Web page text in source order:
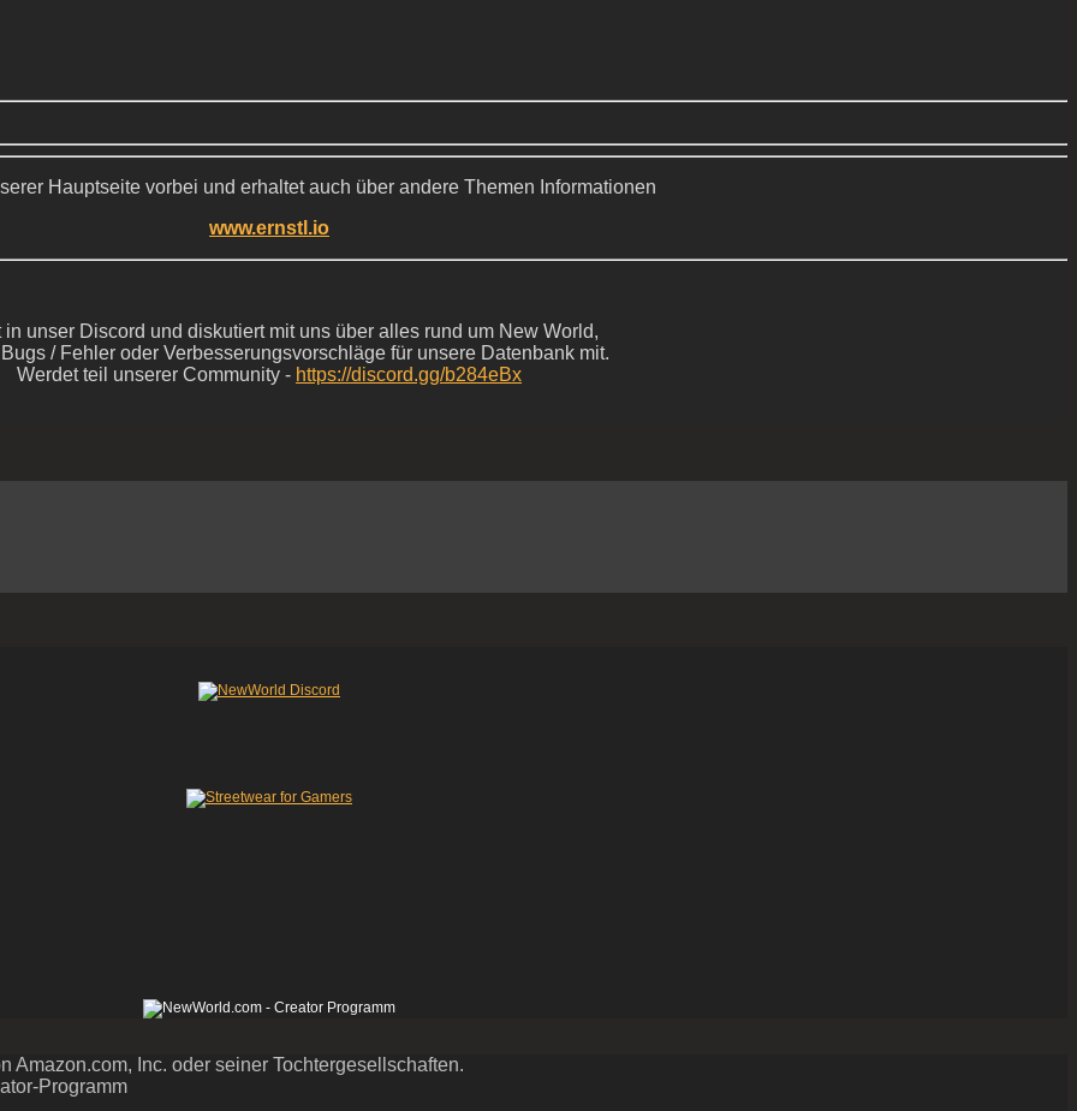
Hauptseite vorbei und erhaltet auch über andere Themen Informationen
www.ernstl.io
in unser Discord und diskutiert mit uns über alles rund um New World,
/ Fehler oder Verbesserungsvorschläge für unsere Datenbank mit.
Werdet teil unserer Community - https://discord.gg/b284eBx
Inc. oder seiner Tochtergesellschaften.
Programm